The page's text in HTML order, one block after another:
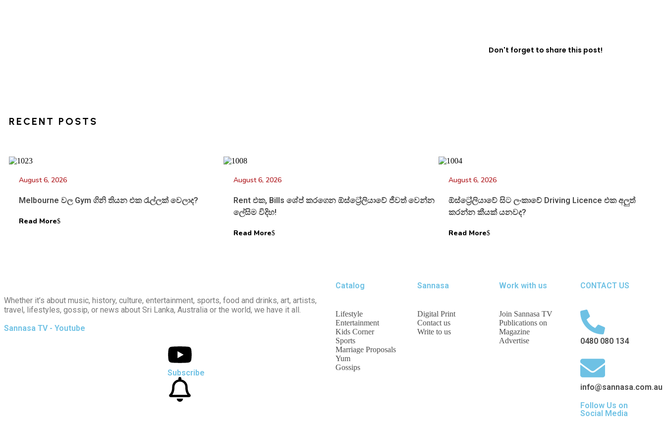
Don't forget to share this post!
RECENT POSTS
August 6, 2026
Melbourne වල Gym ගිනි තියන එක රැල්ලක් වෙලාද?
Read More
August 6, 2026
Rent එක, Bills ශේප් කරගෙන ඕස්ට්‍රේලියාවේ ජීවත් වෙන්න
ලේසිම විදිහ!
Read More
August 6, 2026
ඕස්ට්‍රේලියාවේ සිට ලංකාවේ Driving Licence එක අලුත්
කරන්න කීයක් යනවද?
Read More
Whether it’s about music, history, culture, entertainment, sports, food and drinks, art, artists,
travel, lifestyles, gossip, or news about Sri Lanka, Australia or the world, we have it all.
Sannasa TV - Youtube
Subscribe
Catalog
Lifestyle
Entertainment
Kids Corner
Sports
Marriage Proposals
Yum
Gossips
Sannasa
Digital Print
Contact us
Write to us
Work with us
Join Sannasa TV
Publications on
Magazine
Advertise
CONTACT US
0480 080 134
info@sannasa.com.au
Follow Us on
Social Media